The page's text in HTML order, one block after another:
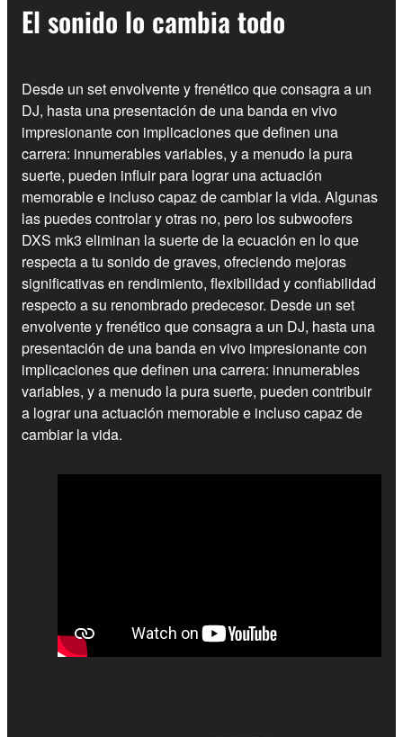
El sonido lo cambia todo
Desde un set envolvente y frenético que consagra a un
DJ, hasta una presentación de una banda en vivo
impresionante con implicaciones que definen una
carrera: innumerables variables, y a menudo la pura
suerte, pueden influir para lograr una actuación
memorable e incluso capaz de cambiar la vida. Algunas
las puedes controlar y otras no, pero los subwoofers
DXS mk3 eliminan la suerte de la ecuación en lo que
respecta a tu sonido de graves, ofreciendo mejoras
significativas en rendimiento, flexibilidad y confiabilidad
respecto a su renombrado predecesor. Desde un set
envolvente y frenético que consagra a un DJ, hasta una
presentación de una banda en vivo impresionante con
implicaciones que definen una carrera: innumerables
variables, y a menudo la pura suerte, pueden contribuir
a lograr una actuación memorable e incluso capaz de
cambiar la vida.